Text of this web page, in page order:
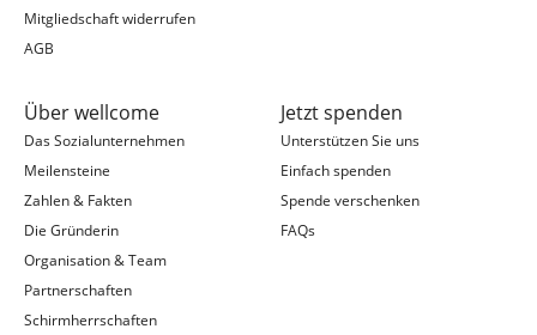
Mitgliedschaft widerrufen
AGB
Über wellcome
Das Sozialunternehmen
Meilensteine
Zahlen & Fakten
Die Gründerin
Organisation & Team
Partnerschaften
Schirmherrschaften
Jetzt spenden
Unterstützen Sie uns
Einfach spenden
Spende verschenken
FAQs